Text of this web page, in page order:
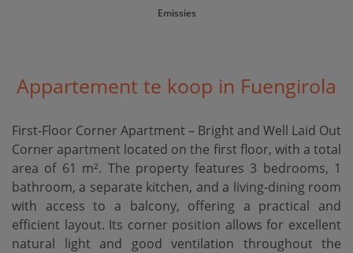
Emissies
Appartement te koop in Fuengirola
First-Floor Corner Apartment – Bright and Well Laid Out
Corner apartment located on the first floor, with a total
area of 61 m². The property features 3 bedrooms, 1
bathroom, a separate kitchen, and a living-dining room
with access to a balcony, offering a practical and
efficient layout. Its corner position allows for excellent
natural light and good ventilation throughout the